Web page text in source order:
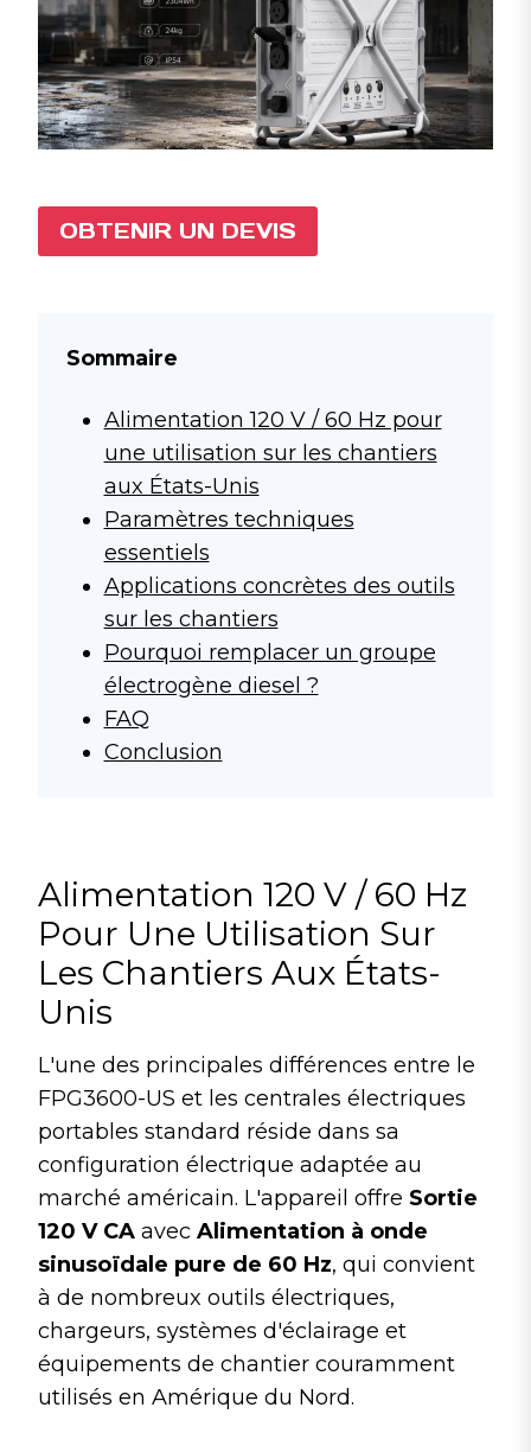
OBTENIR UN DEVIS
Sommaire
Alimentation 120 V / 60 Hz pour
une utilisation sur les chantiers
aux États-Unis
Paramètres techniques
essentiels
Applications concrètes des outils
sur les chantiers
Pourquoi remplacer un groupe
électrogène diesel ?
FAQ
Conclusion
Alimentation 120 V / 60 Hz
Pour Une Utilisation Sur
Les Chantiers Aux États-
Unis
L'une des principales différences entre le
FPG3600-US et les centrales électriques
portables standard réside dans sa
configuration électrique adaptée au
marché américain. L'appareil offre Sortie
120 V CA avec Alimentation à onde
sinusoïdale pure de 60 Hz, qui convient
à de nombreux outils électriques,
chargeurs, systèmes d'éclairage et
équipements de chantier couramment
utilisés en Amérique du Nord.